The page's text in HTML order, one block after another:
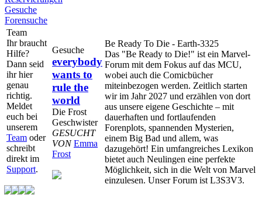
Gesuche
Forensuche
Team
Ihr braucht
Hilfe?
Dann seid
ihr hier
genau
richtig.
Meldet
euch bei
unserem
Team oder
schreibt
direkt im
Support.
Gesuche
everybody
wants to
rule the
world
Die Frost
Geschwister
GESUCHT
VON Emma
Frost
Be Ready To Die - Earth-3325
Das "Be Ready to Die!" ist ein Marvel-
Forum mit dem Fokus auf das MCU,
wobei auch die Comicbücher
miteinbezogen werden. Zeitlich starten
wir im Jahr 2027 und erzählen von dort
aus unsere eigene Geschichte – mit
dauerhaften und fortlaufenden
Forenplots, spannenden Mysterien,
einem Big Bad und allem, was
dazugehört! Ein umfangreiches Lexikon
bietet auch Neulingen eine perfekte
Möglichkeit, sich in die Welt von Marvel
einzulesen. Unser Forum ist L3S3V3.